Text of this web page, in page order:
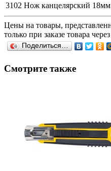
3102 Нож канцелярский
Цены на товары,
только при заказе товара
Поделиться…
Смотрите также